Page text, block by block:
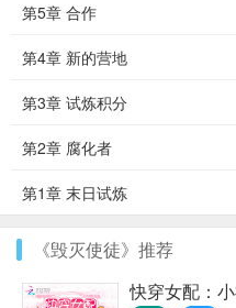
第5章 合作
第4章 新的营地
第3章 试炼积分
第2章 腐化者
第1章 末日试炼
《毁灭使徒》推荐
快穿女配：